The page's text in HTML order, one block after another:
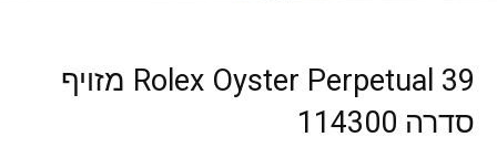
Rolex Oyster Perpetual 39 מזויף
סדרה 114300